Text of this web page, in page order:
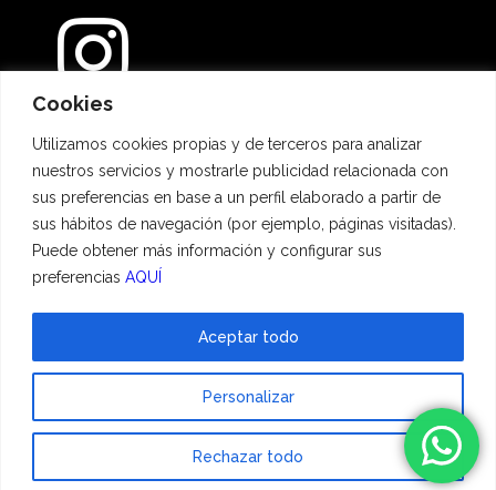
Cookies
Utilizamos cookies propias y de terceros para analizar
nuestros servicios y mostrarle publicidad relacionada con
sus preferencias en base a un perfil elaborado a partir de
sus hábitos de navegación (por ejemplo, páginas visitadas).
Puede obtener más información y configurar sus
preferencias AQUÍ
Personalizar
Rechazar todo
Aceptar todo
Métodos de pago
© 2023 Hadescan All rights reserved ·Aviso Legal
Política de cookies| Powered bybinary